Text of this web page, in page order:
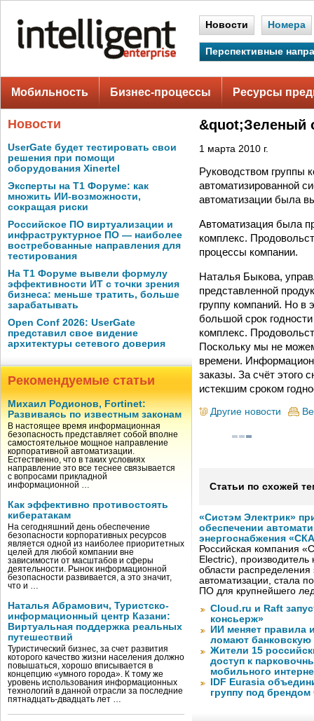
Новости Номера
Перспективные
Мобильность Бизнес-процессы Ресурсы
Новости
UserGate будет тестировать свои
решения при помощи
оборудования Xinertel
Эксперты на Т1 Форуме: как
множить ИИ-возможности,
сокращая риски
Российское ПО виртуализации и
инфраструктурное ПО — наиболее
востребованные направления для
тестирования
На Т1 Форуме вывели формулу
эффективности ИТ с точки зрения
бизнеса: меньше тратить, больше
зарабатывать
Open Conf 2026: UserGate
представил свое видение
архитектуры сетевого доверия
Рекомендуемые статьи
Михаил Родионов, Fortinet:
Развиваясь по известным законам
В настоящее время информационная
безопасность представляет собой вполне
самостоятельное мощное направление
корпоративной автоматизации.
Естественно, что в таких условиях
направление это все теснее связывается
с вопросами прикладной
информационной …
Как эффективно противостоять
кибератакам
На сегодняшний день обеспечение
безопасности корпоративных ресурсов
является одной из наиболее приоритетных
целей для любой компании вне
зависимости от масштабов и сферы
деятельности. Рынок информационной
безопасности развивается, а это значит,
что и …
Наталья Абрамович, Туристско-
информационный центр Казани:
Виртуальная поддержка реальных
путешествий
Туристический бизнес, за счет развития
которого качество жизни населения должно
повышаться, хорошо вписывается в
концепцию «умного города». К тому же
уровень использования информационных
технологий в данной отрасли за последние
пятнадцать-двадцать лет …
&quot;Зеленый
1 марта 2010 г.
Руководством группы
автоматизированной
автоматизации была
Автоматизация была
комплекс.
процессы компании.
Наталья Быкова,
представленной
группу компаний. Но в
большой срок
комплекс.
Поскольку мы не
времени.
заказы. За счёт этого
истекшим сроком
Другие новости
Статьи по схожей
«Систэм Электрик»
обеспечении
энергоснабжения
Российская компания
Electric),
области распределения
автоматизации, стала
ПО для крупнейшего
Cloud.ru и Raft
консьерж»
ИИ меняет правила
ломают
Жители 15
доступ к
мобильного
IDF Eurasia
группу под